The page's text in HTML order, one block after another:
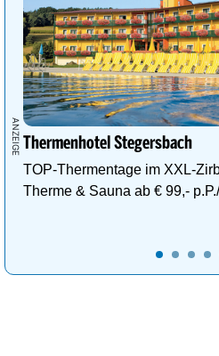
Thermenhotel Stegersbach
TOP-Thermentage im XXL-
Therme & Sauna ab € 99,-